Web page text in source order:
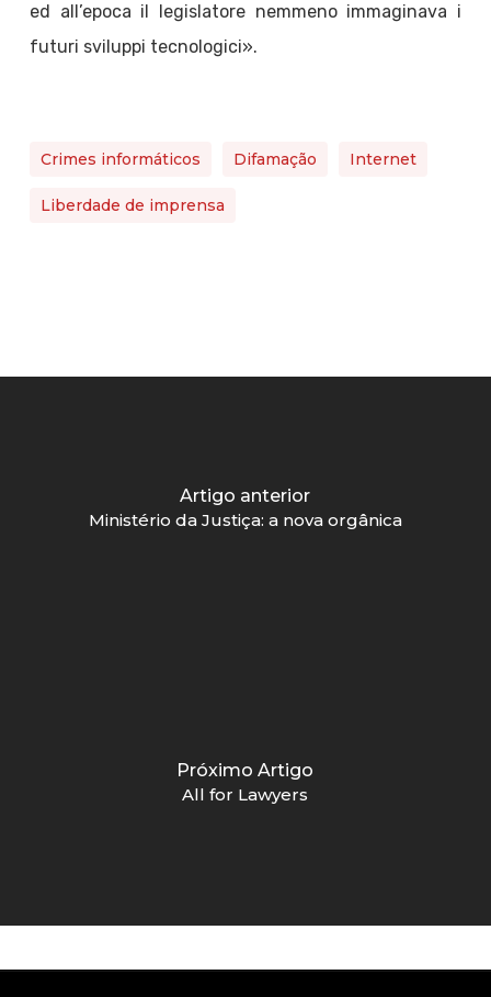
ed all’epoca il legislatore nemmeno immaginava i
futuri sviluppi tecnologici».
Crimes informáticos Difamação Internet
Liberdade de imprensa
Artigo anterior
Ministério da Justiça: a nova orgânica
Próximo Artigo
All for Lawyers